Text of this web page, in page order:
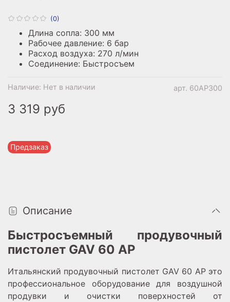
(0)
арт. 60AP300
Наличие: Нет в наличии
Предзаказ
3 319 руб
Длина сопла: 300 мм
Рабочее давление: 6 бар
Расход воздуха: 270 л/мин
Соединение: Быстросъем
Описание
Быстросъемный продувочный
пистолет GAV 60 AP
Итальянский продувочный пистолет GAV 60 AР это
профессиональное оборудование для воздушной
продувки и очистки поверхностей от